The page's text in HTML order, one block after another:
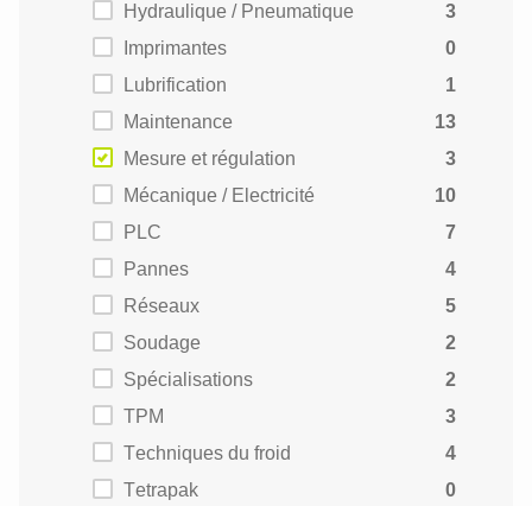
Hydraulique / Pneumatique
3
Imprimantes
0
Lubrification
1
Maintenance
13
Mesure et régulation
3
Mécanique / Electricité
10
PLC
7
Pannes
4
Réseaux
5
Soudage
2
Spécialisations
2
TPM
3
Techniques du froid
4
Tetrapak
0